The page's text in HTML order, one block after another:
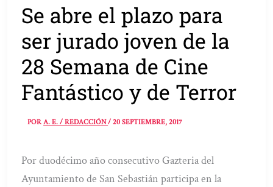
Se abre el plazo para
ser jurado joven de la
28 Semana de Cine
Fantástico y de Terror
PORA. E. / REDACCIÓN/20 SEPTIEMBRE, 2017
Por duodécimo año consecutivo Gazteria del
Ayuntamiento de San Sebastián participa en la